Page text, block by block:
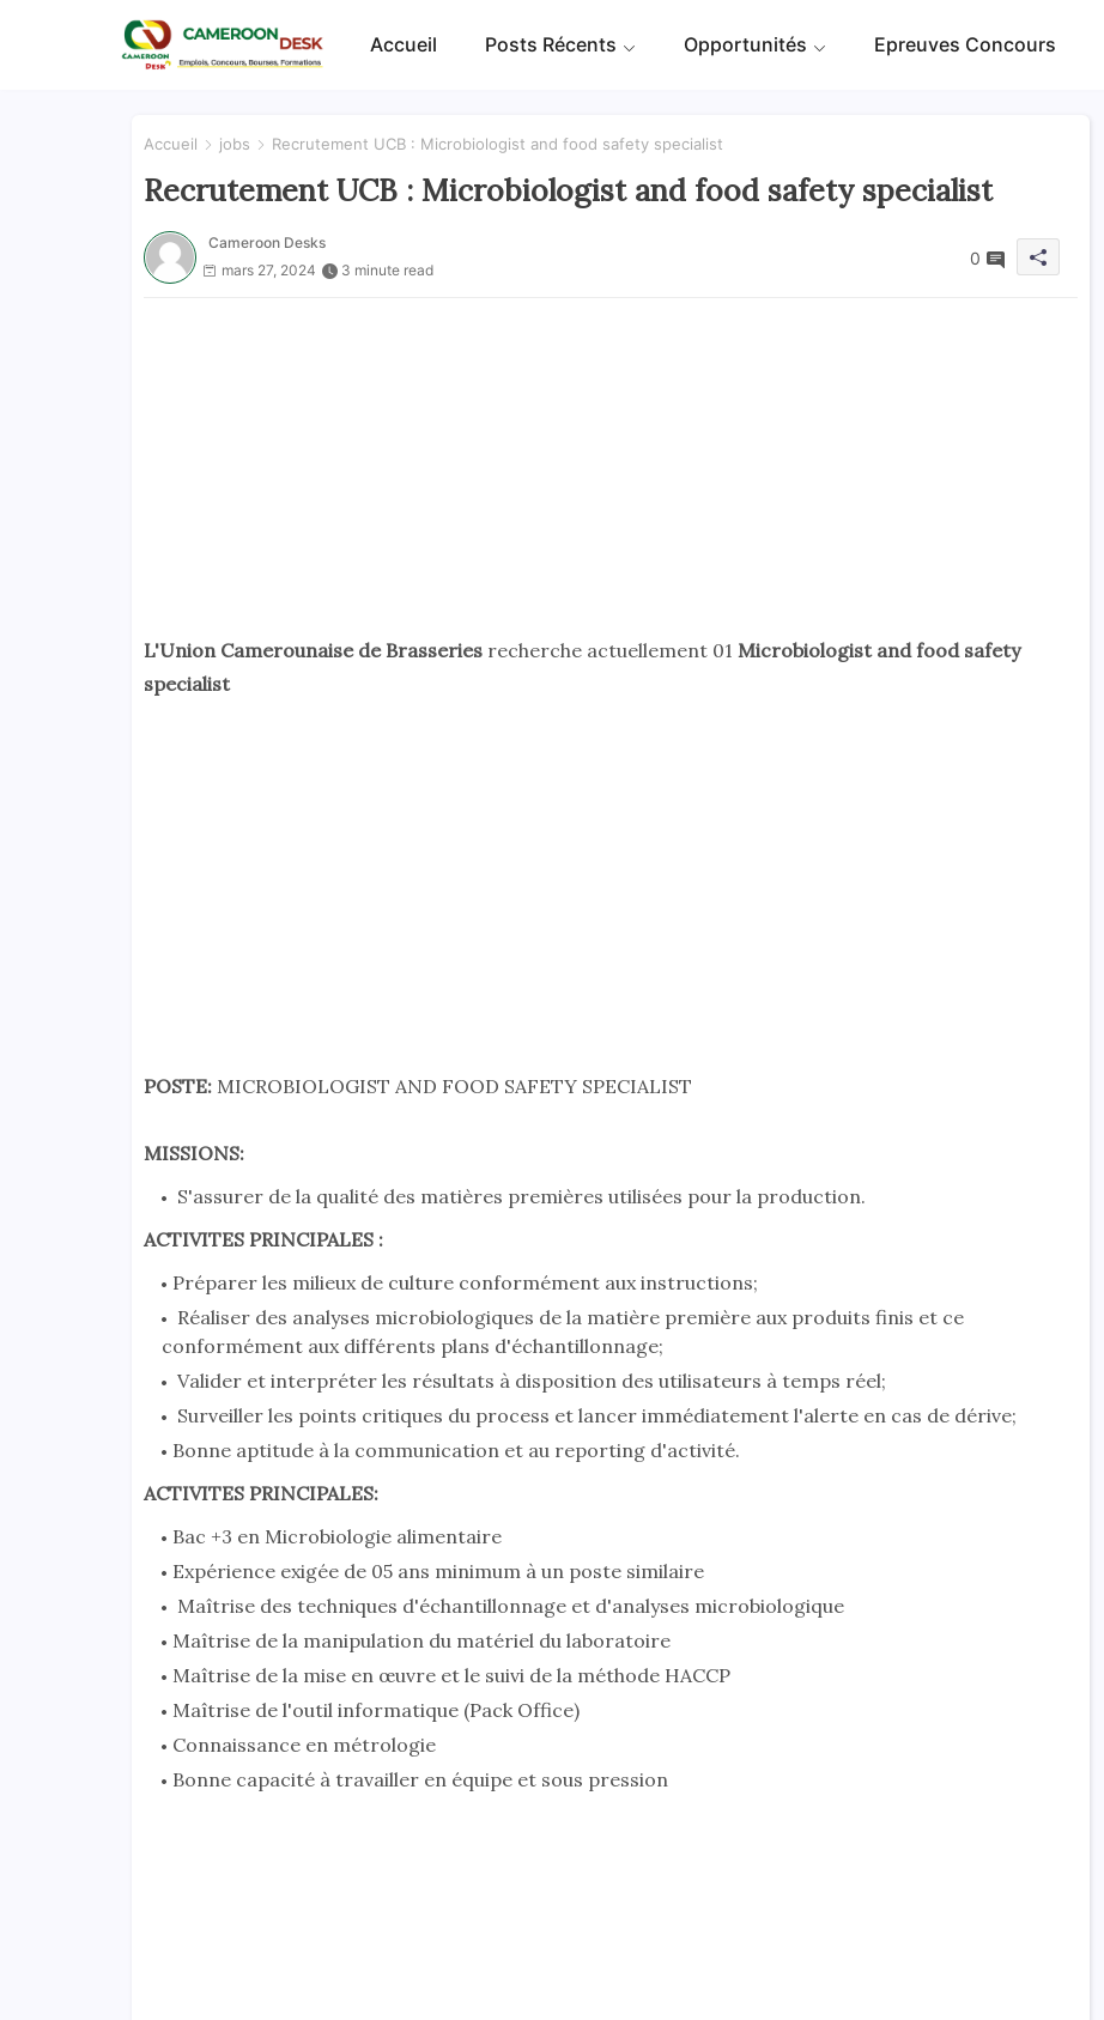
Accueil Posts Récents Opportunités Epreuves Concours
Accueil jobs Recrutement UCB : Microbiologist and food safety specialist
Recrutement UCB : Microbiologist and food safety specialist
Cameroon Desks
mars 27, 2024
3 minute read
0
L'Union Camerounaise de Brasseriesrecherche actuellement 01 Microbiologist and food safety
specialist
POSTE:MICROBIOLOGIST AND FOOD SAFETY SPECIALIST
MISSIONS:
S'assurer de la qualité des matières premières utilisées pour la production.
ACTIVITES PRINCIPALES :
Préparer les milieux de culture conformément aux instructions;
Réaliser des analyses microbiologiques de la matière première aux produits finis et ce
conformément aux différents plans d'échantillonnage;
Valider et interpréter les résultats à disposition des utilisateurs à temps réel;
Surveiller les points critiques du process et lancer immédiatement l'alerte en cas de dérive;
Bonne aptitude à la communication et au reporting d'activité.
ACTIVITES PRINCIPALES:
Bac +3 en Microbiologie alimentaire
Expérience exigée de 05 ans minimum à un poste similaire
Maîtrise des techniques d'échantillonnage et d'analyses microbiologique
Maîtrise de la manipulation du matériel du laboratoire
Maîtrise de la mise en œuvre et le suivi de la méthode HACCP
Maîtrise de l'outil informatique (Pack Office)
Connaissance en métrologie
Bonne capacité à travailler en équipe et sous pression